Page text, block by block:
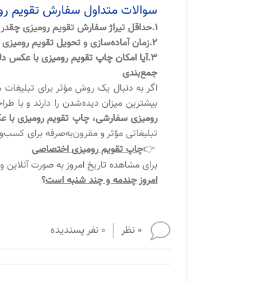
سوالات متداول سفارش تقویم
1.حداقل تیراژ سفارش تقویم رومیزی چقدر است؟
2.زمان آماده‌سازی و تحویل تقویم رومیزی چقدر است؟
3.آیا امکان چاپ تقویم رومیزی با عکس دلخواه وجود دارد؟
جمع‌بندی
اگر به دنبال یک روش مؤثر برای
بیشترین میزان دیده‌شدن را دارند و با
رومیزی سفارشی، چاپ تقویم رومیزی با
تبلیغاتی مؤثر و مقرون‌به‌صرفه برای
👉چاپ تقویم رومیزی اختصاصی
برای مشاهده تاریخ امروز به صورت
امروز چندمه و چند شنبه است؟
0 نظر 0 نفر پسندیده